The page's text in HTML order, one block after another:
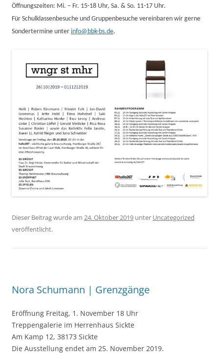
Öffnungszeiten: Mi. – Fr. 15-18 Uhr, Sa. & So. 11-17 Uhr.
Für Schulklassenbesuche und Gruppenbesuche vereinbaren wir gerne
Sondertermine unter info@bbk-bs.de.
Dieser Beitrag wurde am 24. Oktober 2019 unter Uncategorized
veröffentlicht.
Nora Schumann | Grenzgänge
Eröffnung Freitag, 1. November 18 Uhr
Treppengalerie im Herrenhaus Sickte
Am Kamp 12, 38173 Sickte
Die Ausstellung endet am 25. November 2019.